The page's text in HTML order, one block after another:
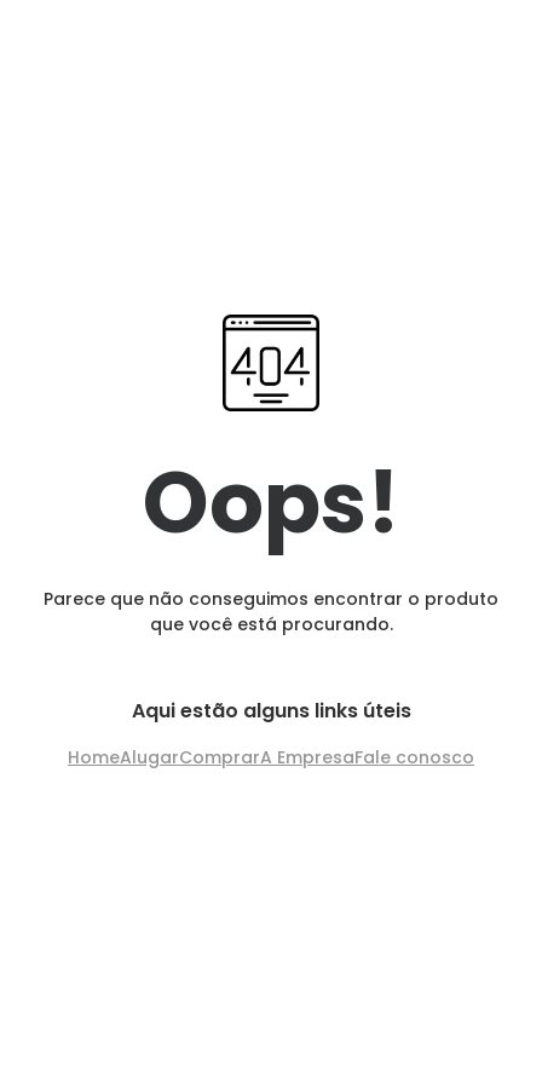
Oops!
Parece que não conseguimos encontrar o produto
que você está procurando.
Aqui estão alguns links úteis
HomeAlugarComprarA EmpresaFale conosco